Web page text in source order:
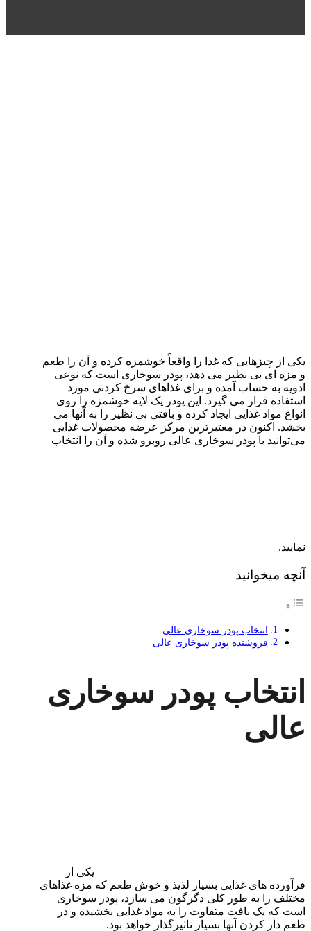
یکی از چیزهایی که غذا را واقعاً خوشمزه کرده و آن را طعم
و مزه ای بی نظیر می دهد، پودر سوخاری است که نوعی
ادویه به حساب آمده و برای غذاهای سرخ کردنی مورد
استفاده قرار می گیرد. این پودر یک لایه خوشمزه را روی
انواع مواد غذایی ایجاد کرده و بافتی بی نظیر را به آنها می
بخشد. اکنون در معتبرترین مرکز عرضه محصولات غذایی
می‌توانید با پودر سوخاری عالی روبرو شده و آن را انتخاب
نمایید.
آنچه میخوانید
انتخاب پودر سوخاری عالی
فروشنده پودر سوخاری عالی
انتخاب پودر سوخاری
عالی
یکی از
فرآورده های غذایی بسیار لذیذ و خوش طعم که مزه غذاهای
مختلف را به طور کلی دگرگون می سازد، پودر سوخاری
است که یک بافت متفاوت را به مواد غذایی بخشیده و در
طعم دار کردن آنها بسیار تاثیرگذار خواهد بود.